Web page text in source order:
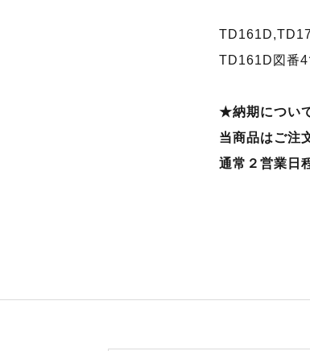
TD161D図番4
★納期につい
当商品はご注
通常２営業日